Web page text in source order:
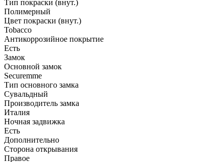
Тип покраски (внут.)
Полимерный
Цвет покраски (внут.)
Tobacco
Антикоррозийное покрытие
Есть
Замок
Основной замок
Securemme
Тип основного замка
Сувальдный
Производитель замка
Италия
Ночная задвижка
Есть
Дополнительно
Сторона открывания
Правое